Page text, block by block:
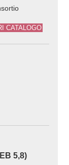
CATALOGO
5,8)